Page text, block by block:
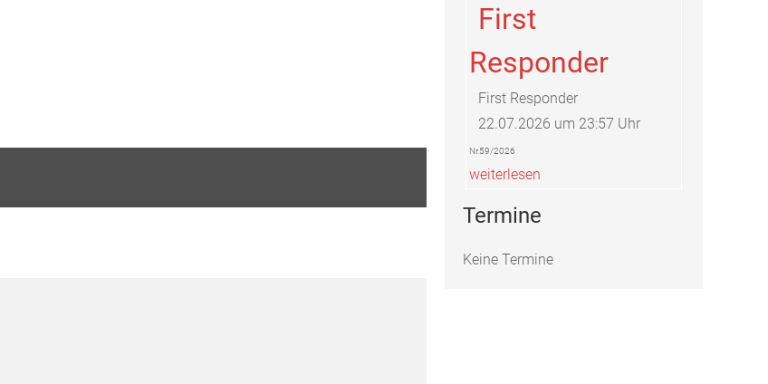
First
Responder
First Responder
22.07.2026 um 23:57 Uhr
Nr.59/2026
weiterlesen
Termine
Keine Termine